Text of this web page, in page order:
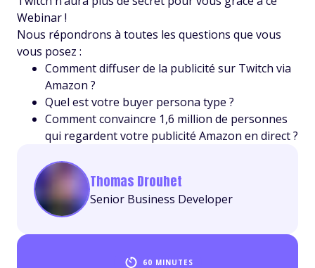
60 MINUTES
Webinar !
Nous répondrons à toutes les questions que vous
vous posez :
Comment diffuser de la publicité sur Twitch via
Amazon ?
Quel est votre buyer persona type ?
Comment convaincre 1,6 million de personnes
qui regardent votre publicité Amazon en direct ?
Thomas Drouhet
Senior Business Developer